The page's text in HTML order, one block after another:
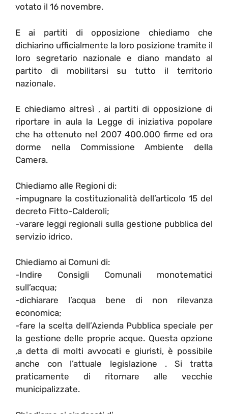
votato il 16 novembre.
E ai partiti di opposizione chiediamo che
dichiarino ufficialmente la loro posizione tramite il
loro segretario nazionale e diano mandato al
partito di mobilitarsi su tutto il territorio
nazionale.
E chiediamo altresì , ai partiti di opposizione di
riportare in aula la Legge di iniziativa popolare
che ha ottenuto nel 2007 400.000 firme ed ora
dorme nella Commissione Ambiente della
Camera.
Chiediamo alle Regioni di:
-impugnare la costituzionalità dell’articolo 15 del
decreto Fitto-Calderoli;
-varare leggi regionali sulla gestione pubblica del
servizio idrico.
Chiediamo ai Comuni di:
-Indire Consigli Comunali monotematici
sull’acqua;
-dichiarare l’acqua bene di non rilevanza
economica;
-fare la scelta dell’Azienda Pubblica speciale per
la gestione delle proprie acque. Questa opzione
,a detta di molti avvocati e giuristi, è possibile
anche con l’attuale legislazione . Si tratta
praticamente di ritornare alle vecchie
municipalizzate.